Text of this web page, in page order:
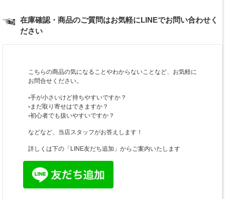
在庫確認・商品のご質問はお気軽にLINEでお問い合わせく
ださい
こちらの商品の気になることやわからないことなど、お気軽に
お問合せください。
◦手が小さいけど持ちやすいですか？
◦まだ取り寄せはできますか？
◦初心者でも扱いやすいですか？
などなど、当店スタッフがお答えします！
詳しくは下の「LINE友だち追加」からご案内いたします